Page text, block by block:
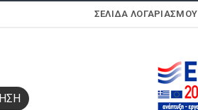
ΣΕΛΊΔΑ ΛΟΓΑΡΙΑΣΜΟΎ